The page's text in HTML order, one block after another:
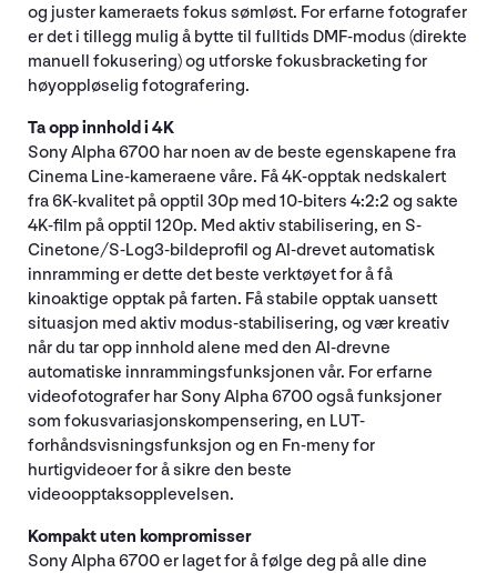
og juster kameraets fokus sømløst. For erfarne fotografer
er det i tillegg mulig å bytte til fulltids DMF-modus (direkte
manuell fokusering) og utforske fokusbracketing for
høyoppløselig fotografering.
Ta opp innhold i 4K
Sony Alpha 6700 har noen av de beste egenskapene fra
Cinema Line-kameraene våre. Få 4K-opptak nedskalert
fra 6K-kvalitet på opptil 30p med 10-biters 4:2:2 og sakte
4K-film på opptil 120p. Med aktiv stabilisering, en S-
Cinetone/S-Log3-bildeprofil og AI-drevet automatisk
innramming er dette det beste verktøyet for å få
kinoaktige opptak på farten. Få stabile opptak uansett
situasjon med aktiv modus-stabilisering, og vær kreativ
når du tar opp innhold alene med den AI-drevne
automatiske innrammingsfunksjonen vår. For erfarne
videofotografer har Sony Alpha 6700 også funksjoner
som fokusvariasjonskompensering, en LUT-
forhåndsvisningsfunksjon og en Fn-meny for
hurtigvideoer for å sikre den beste
videoopptaksopplevelsen.
Kompakt uten kompromisser
Sony Alpha 6700 er laget for å følge deg på alle dine